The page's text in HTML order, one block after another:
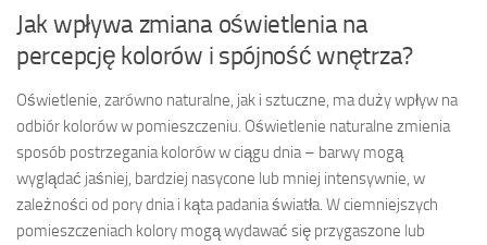
Jak wpływa zmiana oświetlenia na
percepcję kolorów i spójność wnętrza?
Oświetlenie, zarówno naturalne, jak i sztuczne, ma duży wpływ na
odbiór kolorów w pomieszczeniu. Oświetlenie naturalne zmienia
sposób postrzegania kolorów w ciągu dnia – barwy mogą
wyglądać jaśniej, bardziej nasycone lub mniej intensywnie, w
zależności od pory dnia i kąta padania światła. W ciemniejszych
pomieszczeniach kolory mogą wydawać się przygaszone lub